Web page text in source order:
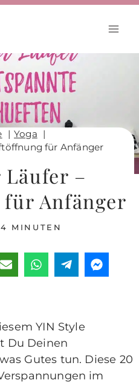
Yoga
für Anfänger
Läufer –
Anfänger
4 MINUTEN
YIN Style
Du Deinen
Gutes tun. Diese 20
im